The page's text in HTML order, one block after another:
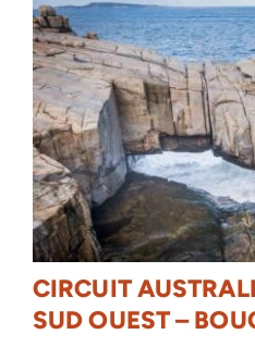
CIRCUIT
SUD OUEST –